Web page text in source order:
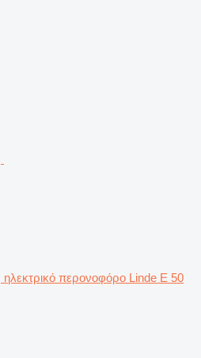
ηλεκτρικό περονοφόρο Linde E 50